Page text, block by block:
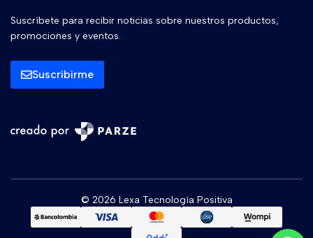
Suscríbete para recibir noticias sobre nuestros productos,
promociones y eventos.
Suscribirme
© 2026 Lexa Tecnología Positiva